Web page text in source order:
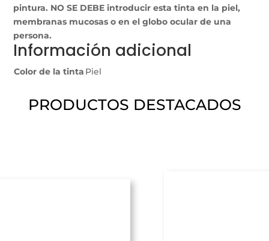
pintura. NO SE DEBE introducir esta tinta en la piel,
membranas mucosas o en el globo ocular de una
persona.
Información adicional
Color de la tinta Piel
PRODUCTOS DESTACADOS